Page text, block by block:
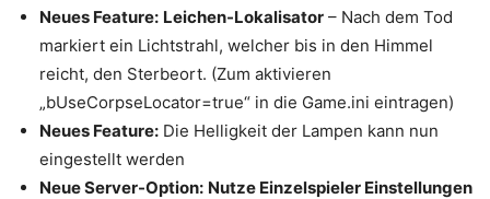
Neues Feature: Leichen-Lokalisator – Nach dem Tod
markiert ein Lichtstrahl, welcher bis in den Himmel
reicht, den Sterbeort. (Zum aktivieren
„bUseCorpseLocator=true“ in die Game.ini eintragen)
Neues Feature: Die Helligkeit der Lampen kann nun
eingestellt werden
Neue Server-Option: Nutze Einzelspieler Einstellungen